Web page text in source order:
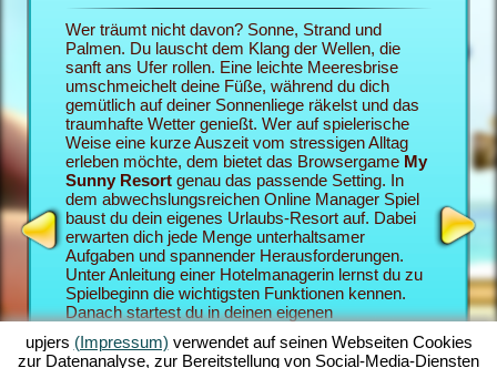
Wer träumt nicht davon? Sonne, Strand und
Palmen. Du lauscht dem Klang der Wellen, die
sanft ans Ufer rollen. Eine leichte Meeresbrise
umschmeichelt deine Füße, während du dich
gemütlich auf deiner Sonnenliege räkelst und das
traumhafte Wetter genießt. Wer auf spielerische
Weise eine kurze Auszeit vom stressigen Alltag
erleben möchte, dem bietet das Browsergame My
Sunny Resortgenau das passende Setting. In
dem abwechslungsreichen Online Manager Spiel
baust du dein eigenes Urlaubs-Resort auf. Dabei
erwarten dich jede Menge unterhaltsamer
Aufgaben und spannender Herausforderungen.
Unter Anleitung einer Hotelmanagerin lernst du zu
Spielbeginn die wichtigsten Funktionen kennen.
Danach startest du in deinen eigenen
Strand-Resort auf. Dein Ziel im Online Manager-
die
als
desto
Sunny
upjers (Impressum) verwendet auf seinen Webseiten Cookies
zur Datenanalyse, zur Bereitstellung von Social-Media-Diensten